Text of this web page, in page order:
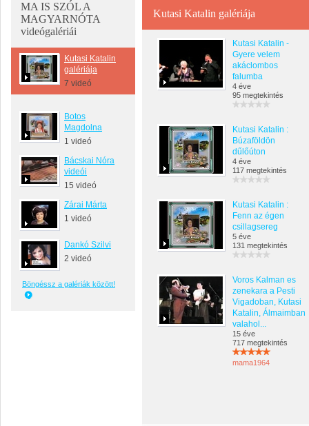
MA IS SZÓL A
MAGYARNÓTA
videógalériái
Kutasi Katalin
galériája
7 videó
Botos
Magdolna
1 videó
Bácskai Nóra
videói
15 videó
Zárai Márta
1 videó
Dankó Szilvi
2 videó
Böngéssz a galériák között!
Kutasi Katalin galériája
Kutasi Katalin -
Gyere velem
akáclombos
falumba
4 éve
95 megtekintés
Kutasi Katalin :
Búzaföldön
dűlőúton
4 éve
117 megtekintés
Kutasi Katalin :
Fenn az égen
csillagsereg
5 éve
131 megtekintés
Voros Kalman es
zenekara a Pesti
Vigadoban, Kutasi
Katalin, Álmaimban
valahol...
15 éve
717 megtekintés
mama1964